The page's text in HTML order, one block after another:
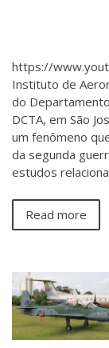
https://
Instituto de
do
DCTA, em São
um fenômeno
da segunda
estudos
Read more